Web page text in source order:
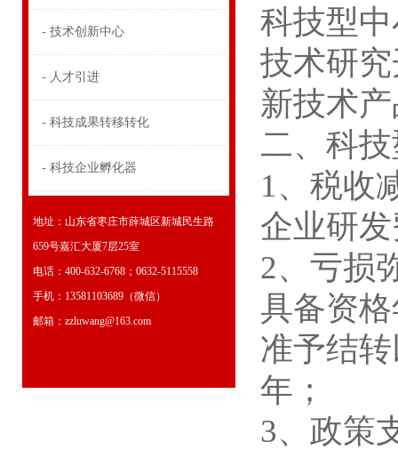
- 技术创新中心
- 人才引进
- 科技成果转移转化
- 科技企业孵化器
地址：山东省枣庄市薛城区新城民生路
659号嘉汇大厦7层25室
电话：400-632-6768；0632-5115558
手机：13581103689（微信）
邮箱：zzluwang@163.com
科技型
技术研
新技术
二、科
1、税收
企业研
2、亏损
具备资
准予结
年；
3、政策